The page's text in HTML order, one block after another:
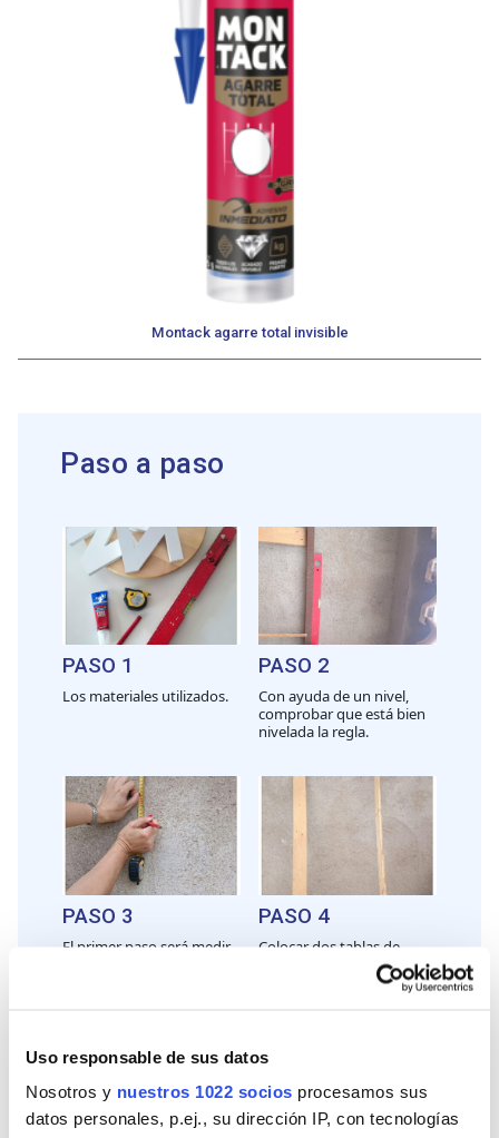
Uso responsable de sus datos
Nosotros y nuestros 1022 socios procesamos sus
datos personales, p.ej., su dirección IP, con tecnologías
Montack agarre total invisible
Paso a paso
PASO 1
Los materiales utilizados.
PASO 2
Con ayuda de un nivel,
comprobar que está bien
nivelada la regla.
PASO 3
El primer paso será medir
la pared.
PASO 4
Colocar dos tablas de
madera, y sobre ellas
colocar una regla metálica,